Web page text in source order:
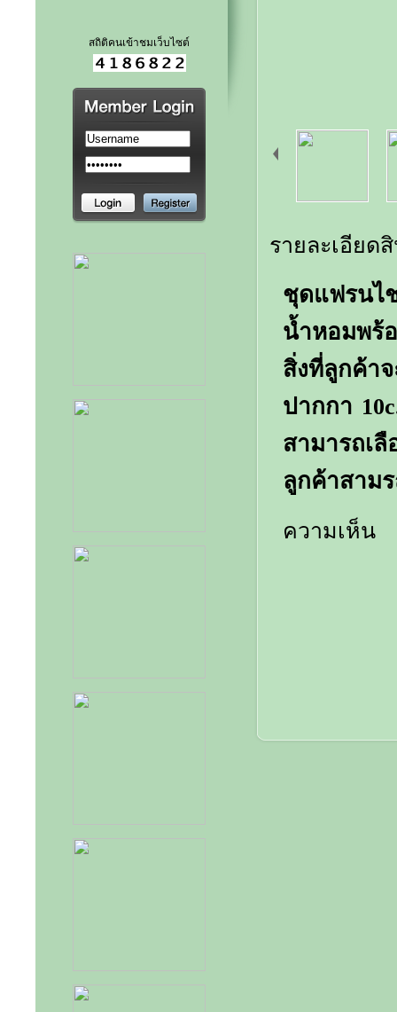
สถิติคนเข้าชมเว็บไซต์
รายละเอียด
ชุดแฟรนไ
น้ำหอมพร้
สิ่งที่ลูกค้
ปากกา
สามารถเ
ลูกค้าสาม
ความเห็น